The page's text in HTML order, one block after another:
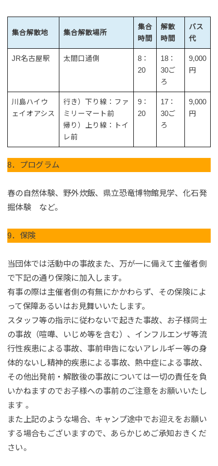
集合解散地 集合解散場所
集合
時間
解散
時間
バス
代
JR名古屋駅 太閤口通側
8：
20
18：
30ご
ろ
9,000
円
川島ハイウ
ェイオアシス
行き）下り線：ファ
ミリーマート前
帰り）上り線：トイ
レ前
9：
20
17：
30ご
ろ
9,000
円
8．プログラム
春の自然体験、野外炊飯、県立恐竜博物館見学、化石発
掘体験 など。
9．保険
当団体では活動中の事故また、万が一に備えて主催者側
で下記の通り保険に加入します。
有事の際は主催者側の有無にかかわらず、その保険によ
って保障あるいはお見舞いいたします。
スタッフ等の指示に従わないで起きた事故、お子様同士
の事故（喧嘩、いじめ等を含む）、インフルエンザ等流
行性疾患による事故、事前申告にないアレルギー等の身
体的ないし精神的疾患による事故、熱中症による事故、
その他出発前・解散後の事故については一切の責任を負
いかねますのでお子様への事前のご注意をお願いいたし
ます 。
また上記のような場合、キャンプ途中でお迎えをお願い
する場合もございますので、あらかじめご承知おきくだ
さい。